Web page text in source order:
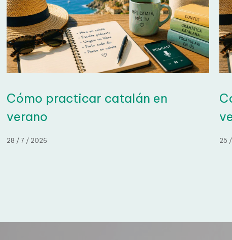
Cómo practicar catalán en
verano